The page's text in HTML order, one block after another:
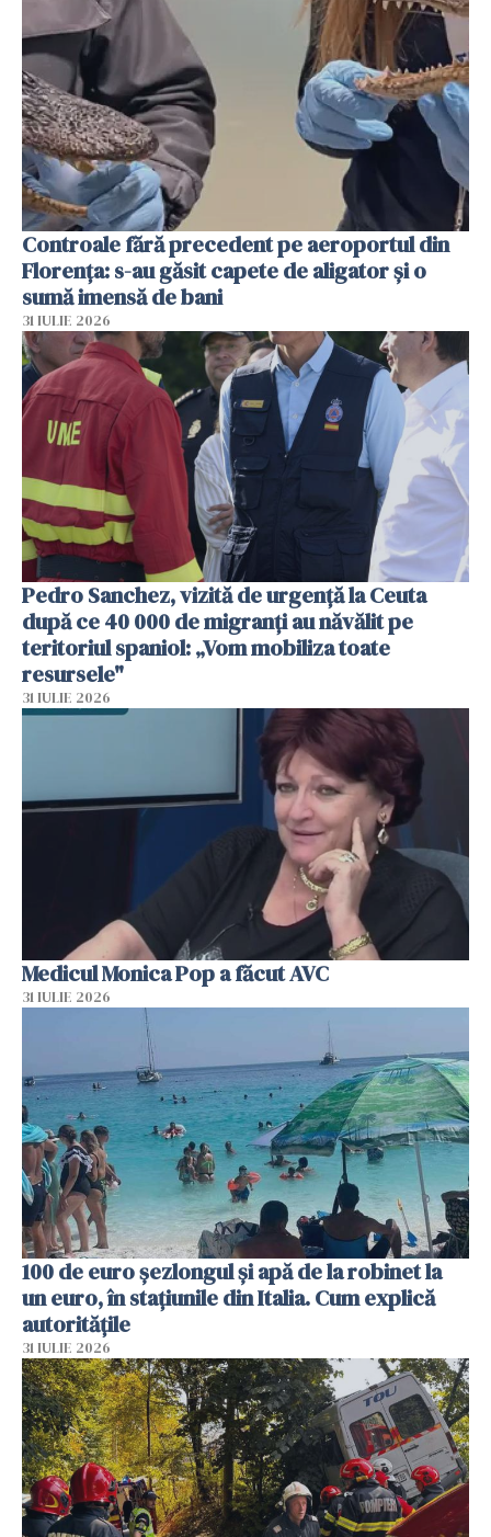
Controale fără precedent pe aeroportul din
Florența: s-au găsit capete de aligator și o
sumă imensă de bani
31 IULIE 2026
Pedro Sanchez, vizită de urgență la Ceuta
după ce 40 000 de migranți au năvălit pe
teritoriul spaniol: „Vom mobiliza toate
resursele"
31 IULIE 2026
Medicul Monica Pop a făcut AVC
31 IULIE 2026
100 de euro șezlongul și apă de la robinet la
un euro, în stațiunile din Italia. Cum explică
autoritățile
31 IULIE 2026